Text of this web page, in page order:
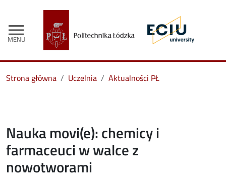
menu
MENU
Strona główna Uczelnia Aktualności PŁ
Nauka movi(e): chemicy i
farmaceuci w walce z
nowotworami